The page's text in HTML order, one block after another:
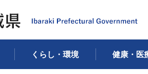
くらし・環境 健康・医